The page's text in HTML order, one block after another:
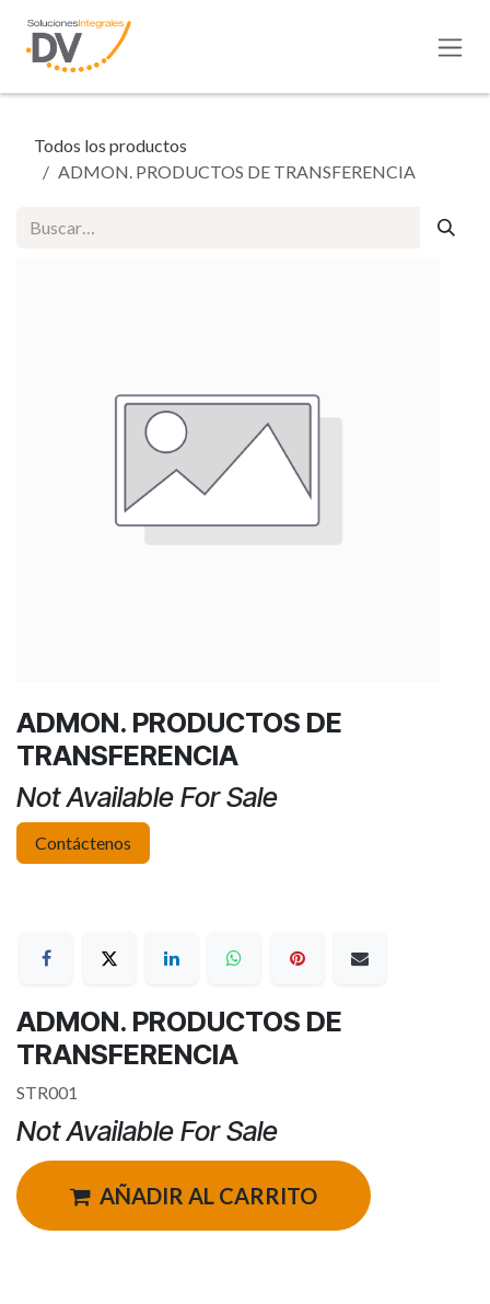
Todos los productos
ADMON. PRODUCTOS DE TRANSFERENCIA
ADMON. PRODUCTOS DE
TRANSFERENCIA
Not Available For Sale
Contáctenos
ADMON. PRODUCTOS DE
TRANSFERENCIA
STR001
Not Available For Sale
AÑADIR AL CARRITO